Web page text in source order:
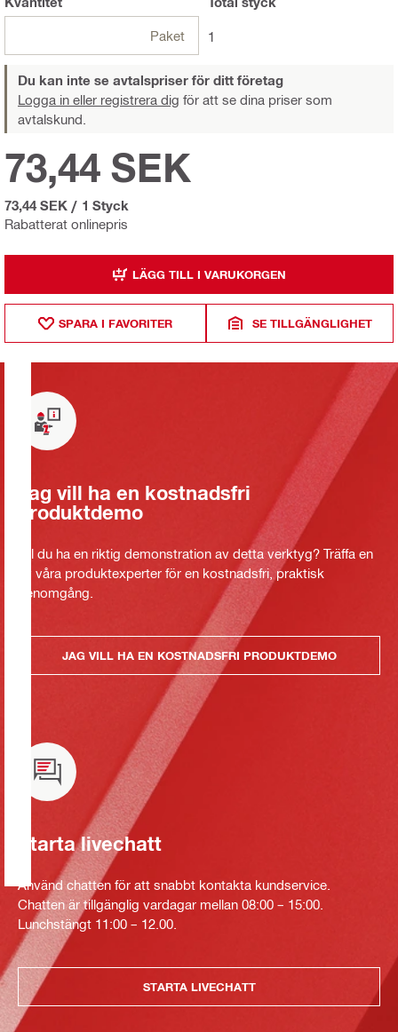
Paket 1
Du kan inte se avtalspriser för ditt företag
Logga in eller registrera dig för att se dina priser som
avtalskund.
Rabatterat onlinepris
73,44 SEK
73,44 SEK / 1 Styck
LÄGG TILL I VARUKORGEN
SPARA I FAVORITER SE TILLGÄNGLIGHET
Jag vill ha en kostnadsfri
produktdemo
Vill du ha en riktig demonstration av detta verktyg? Träffa en
av våra produktexperter för en kostnadsfri, praktisk
genomgång.
JAG VILL HA EN KOSTNADSFRI PRODUKTDEMO
Starta livechatt
Använd chatten för att snabbt kontakta kundservice.
Chatten är tillgänglig vardagar mellan 08:00 – 15:00.
Lunchstängt 11:00 – 12.00.
STARTA LIVECHATT